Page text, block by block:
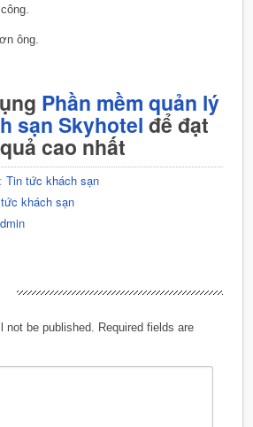
ông.
Phần mềm quản lý
sạn Skyhotel để đạt
cao nhất
Tin tức khách sạn
khách sạn
not be published.
Required fields are